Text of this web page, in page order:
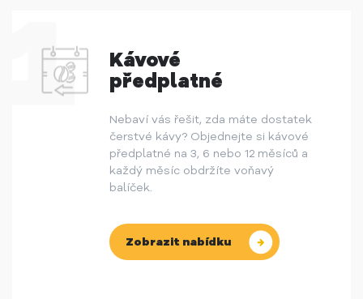
Kávové
předplatné
Nebaví vás řešit, zda máte dostatek
čerstvé kávy? Objednejte si kávové
předplatné na 3, 6 nebo 12 měsíců a
každý měsíc obdržíte voňavý
balíček.
Zobrazit nabídku